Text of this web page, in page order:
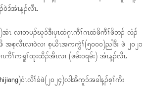
အံၤန့ၣ်လီၤ.
အံၤ လၢတပၣ်ဃုၥ်ဒီးပှၤထံဂုၤကီၢ်ဂၤထံဖိကီၢ်ဖိဘၣ် လံၣ်
လီၤလၢဝဲလၢ စ့ယိၤအကကွဲၢ်(၅၀၀၀)ညါဒီး ဖဲ ၂၀၂၁
ၤကီၢ်ကရူၢ်ထုးထီၣ်အီၤလၢ (ဖမ်း၀ရမ်း) အံၤန့ၣ်လီၤ.
ဝံၤလီၢ်ခံဖဲ(၂၀၂၄)လါအီကူၥ်အခါန့ၣ်စ့ၢ်ကီး